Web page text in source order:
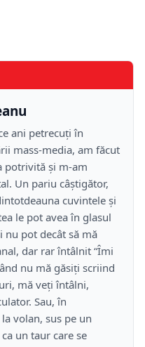
ani petrecuţi în
mass-media, am făcut
potrivită şi m-am
Un pariu câştigător,
cuvintele şi
le pot avea în glasul
nu pot decât să mă
dar rar întâlnit “Îmi
nu mă găsiţi scriind
mă veţi întâlni,
Sau, în
volan, sus pe un
un taur care se